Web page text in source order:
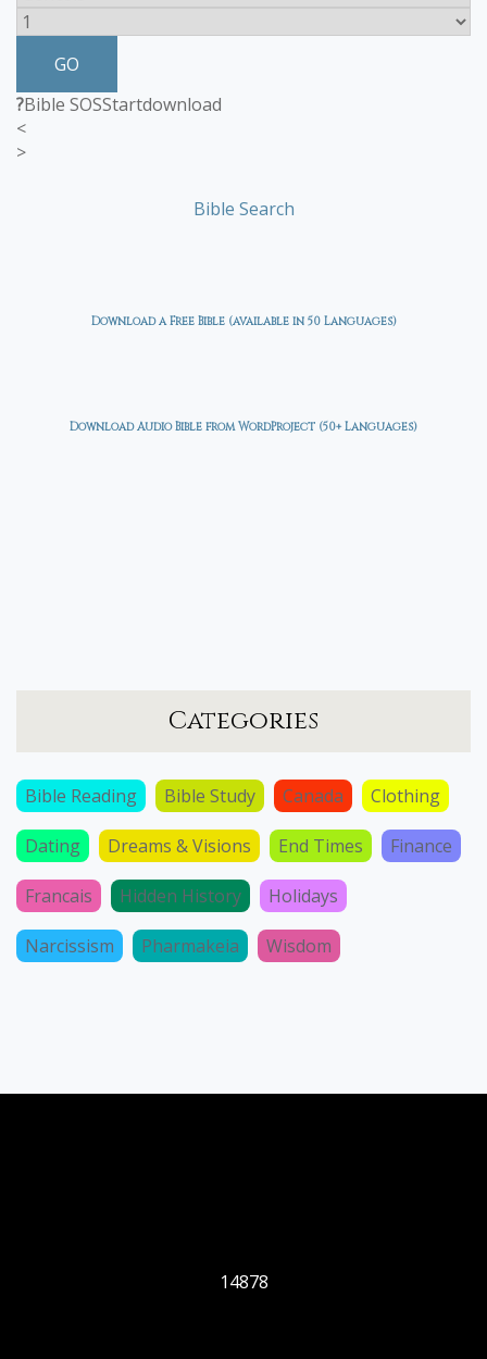
GO
?Bible SOSStartdownload
<
>
Bible Search
Download a Free Bible (available in 50 Languages)
Download Audio Bible from WordProject (50+ Languages)
Categories
Bible Reading Bible Study Canada Clothing
Dating Dreams & Visions End Times Finance
Francais Hidden History Holidays
Narcissism Pharmakeia Wisdom
14878